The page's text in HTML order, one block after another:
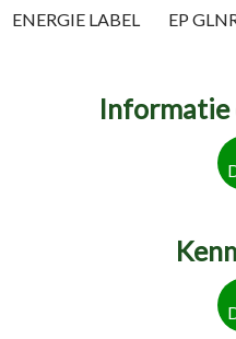
ENERGIE LABEL EP
Informatie